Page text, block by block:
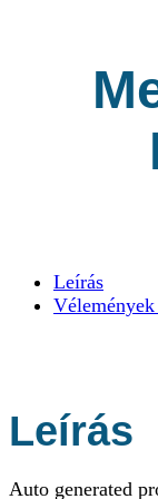
Leírás
Leírás
Auto generated